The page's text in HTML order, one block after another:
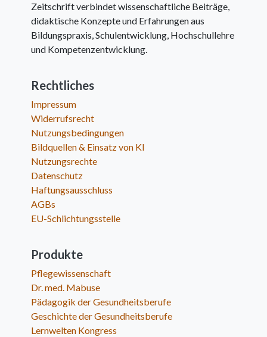
Zeitschrift verbindet wissenschaftliche Beiträge,
didaktische Konzepte und Erfahrungen aus
Bildungspraxis, Schulentwicklung, Hochschullehre
und Kompetenzentwicklung.
Rechtliches
Impressum
Widerrufsrecht
Nutzungsbedingungen
Bildquellen & Einsatz von KI
Nutzungsrechte
Datenschutz
Haftungsausschluss
AGBs
EU-Schlichtungsstelle
Produkte
Pflegewissenschaft
Dr. med. Mabuse
Pädagogik der Gesundheitsberufe
Geschichte der Gesundheitsberufe
Lernwelten Kongress